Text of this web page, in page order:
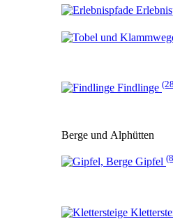
Findlinge
Berge und Alphütten
Gipfel